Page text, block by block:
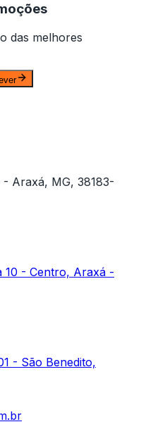
das melhores
- Araxá, MG, 38183-
10 - Centro, Araxá -
- São Benedito,